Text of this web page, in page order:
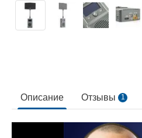
Описание Отзывы 1